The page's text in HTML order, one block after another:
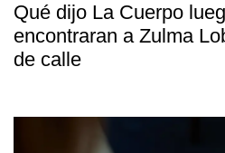
Qué dijo La Cuerpo
encontraran a Zulma
de calle